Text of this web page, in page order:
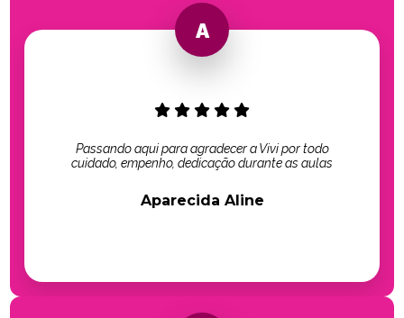
Passando aqui para agradecer a Vivi por todo
cuidado, empenho, dedicação durante as aulas
Aparecida Aline